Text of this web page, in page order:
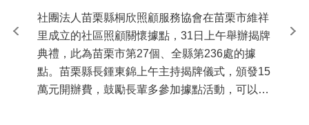
社團法人苗栗縣桐欣照顧服務協會在苗栗市維祥
里成立的社區照顧關懷據點，31日上午舉辦揭牌
典禮，此為苗栗市第27個、全縣第236處的據
點。苗栗縣長鍾東錦上午主持揭牌儀式，頒發15
萬元開辦費，鼓勵長輩多參加據點活動，可以更
苗